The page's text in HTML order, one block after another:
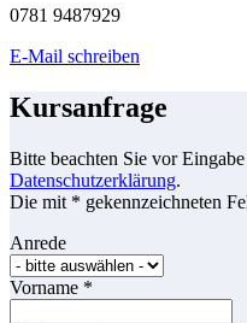
0781 9487929
E-Mail schreiben
Kursanfrage
Bitte beachten Sie vor
Datenschutzerklärung.
Die mit * gekennzeichneten
Anrede
Vorname *